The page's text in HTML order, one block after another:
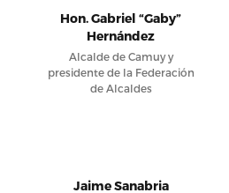
Hon. Gabriel “Gaby”
Hernández
Alcalde de Camuy y
presidente de la Federación
de Alcaldes
Jaime Sanabria